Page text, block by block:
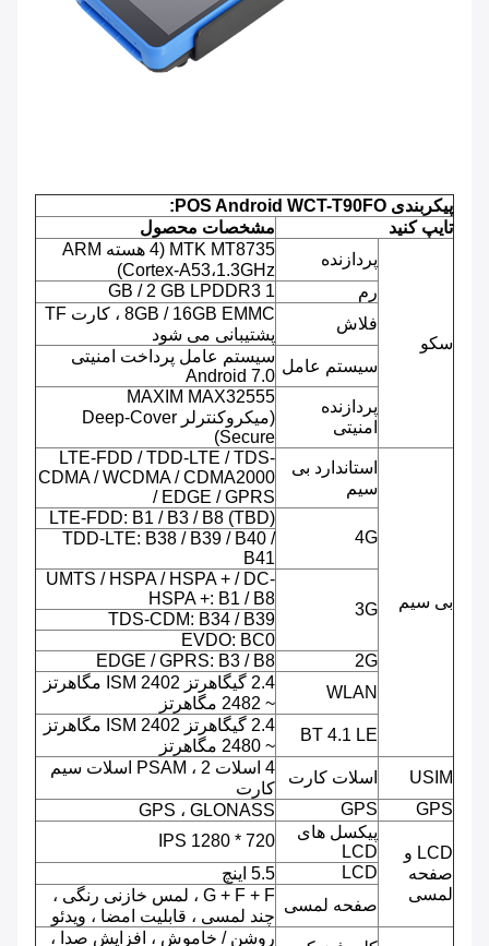
پیکربندی POS Android WCT-T90FO:
تایپ کنید
مشخصات محصول
سکو
پردازنده
MTK MT8735 (4 هسته ARM
Cortex-A53،1.3GHz)
رم
1 GB / 2 GB LPDDR3
فلاش
8GB / 16GB EMMC ، کارت TF
پشتیبانی می شود
سیستم عامل
سیستم عامل پرداخت امنیتی
Android 7.0
پردازنده
امنیتی
MAXIM MAX32555
(میکروکنترلر Deep-Cover
Secure)
بی سیم
استاندارد بی
سیم
LTE-FDD / TDD-LTE / TDS-
CDMA / WCDMA / CDMA2000
/ EDGE / GPRS
4G
LTE-FDD: B1 / B3 / B8 (TBD)
TDD-LTE: B38 / B39 / B40 /
B41
3G
UMTS / HSPA / HSPA + / DC-
HSPA +: B1 / B8
TDS-CDM: B34 / B39
EVDO: BC0
2G
EDGE / GPRS: B3 / B8
WLAN
2.4 گیگاهرتز ISM 2402 مگاهرتز
~ 2482 مگاهرتز
BT 4.1 LE
2.4 گیگاهرتز ISM 2402 مگاهرتز
~ 2480 مگاهرتز
USIM
اسلات کارت
4 اسلات PSAM ، 2 اسلات سیم
کارت
GPS
GPS GPS ، GLONASS
LCD و
صفحه
لمسی
پیکسل های
LCD
720 * 1280 IPS
LCD
5.5 اینچ
صفحه لمسی
G + F + F ، لمس خازنی رنگی ،
چند لمسی ، قابلیت امضا ، ویدئو
روشن / خاموش ، افزایش صدا ،